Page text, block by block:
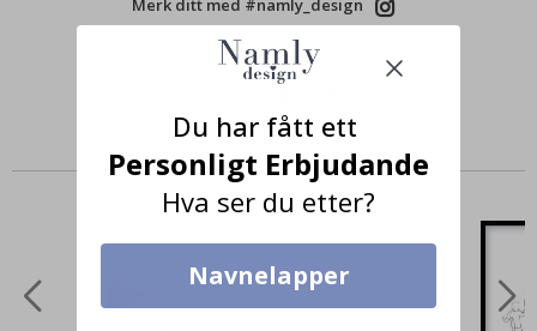
Merk ditt med #namly_design
Produkter kjøpt sammen
Du har fått ett
Personligt Erbjudande
Hva ser du etter?
Navnelapper